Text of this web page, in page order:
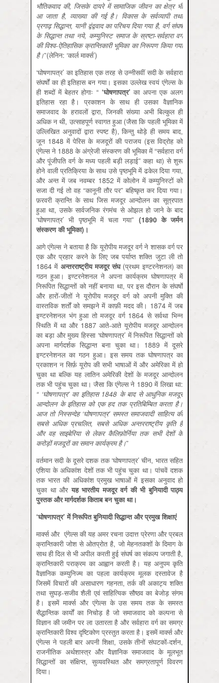
भौतिकवाद की, जिसके दायरे में सामाजिक जीवन का क्षेत्र भी
आ जाता है, व्याख्या की गई है। विकास के सर्वव्यापी तथा
प्रगाढ़ सिद्धान्त, यानी द्वंद्ववाद का परिचय दिया गया है, वर्ग संघर्ष
के सिद्धान्त तथा नये, कम्युनिस्ट समाज के स्रष्टा-सर्वहारा वर्ग
की विश्व-ऐतिहासिक क्रान्तिकारी भूमिका का निरूपण किया गया
है।”(लेनिन: ‘कार्ल मार्क्स’)
‘घोषणापत्र’ का इतिहास एक तरह से उन्नीसवीं सदी के सर्वहारा
संघर्षों का ही इतिहास बन गया। इसका उल्लेख स्वयं एंगेल्स के
ही शब्दों में बेहतर होगाः “ ‘घोषणापत्र’ का अपना एक अलग
इतिहास रहा है। प्रकाशन के साथ ही उसका वैज्ञानिक
समाजवाद के हरावलों द्वारा, जिनकी संख्या अभी बिल्कुल ही
अधिक न थी, उत्साहपूर्ण स्वागत हुआ (जैसा कि पहली भूमिका में
उल्लिखित अनुवादों द्वारा स्पष्ट है), किन्तु थोड़े ही समय बाद,
जून 1848 में पेरिस के मजदूरों की पराजय (इस विद्रोह को
एंगेल्स ने 1888 के अंग्रेजी संस्करण की भूमिका में “सर्वहारा वर्ग
और पूंजीपति वर्ग के मध्य पहली बड़ी लड़ाई” कहा था) से शुरू
होने वाली प्रतिक्रिया के साथ उसे पृष्ठभूमि में ढकेल दिया गया,
और अन्त में जब नवम्बर 1852 में कोलोन में कम्युनिस्टों को
सजा दी गई तो वह “कानूनी तौर पर” बहिष्कृत कर दिया गया।
फ़रवरी क्रान्ति के साथ जिस मजदूर आन्दोलन का सूत्रपात
हुआ था, उसके सार्वजनिक रंगमंच से ओझल हो जाने के बाद
‘घोषणापत्र’ भी पृष्ठभूमि में चला गया” (1890के जर्मन
संस्करण की भूमिका)।
आगे एंगेल्स ने बताया है कि यूरोपीय मजदूर वर्ग ने शासक वर्ग पर
एक और प्रहार करने के लिए जब पर्याप्त शक्ति जुटा ली तो
1864 में अन्तरराष्ट्रीय मजदूर संघ(प्रथम इण्टरनेशनल) का
गठन हुआ। इण्टरनेशनल ने अपना कार्यक्रम घोषणापत्र में
निरूपित सिद्धान्तों को नहीं बनाया था, पर इस दौरान के संघर्षों
और हारों-जीतों ने यूरोपीय मजदूर वर्ग को अपनी मुक्ति की
वास्तविक शर्तों को समझने में काफ़ी मदद की। 1874 में जब
इण्टरनेशनल भंग हुआ तो मजदूर वर्ग 1864 से सर्वथा भिन्न
स्थिति में था और 1887 आते-आते यूरोपीय मजदूर आन्दोलन
का बड़ा और मुख्य हिस्सा ‘घोषणापत्र’ में निरूपित सिद्धान्तों को
अपना मार्गदर्शक सिद्धान्त बना चुका था। 1889 में दूसरे
इण्टरनेशनल का गठन हुआ। इस समय तक घोषणापत्र का
प्रकाशन न सिर्फ़ यूरोप की सभी भाषाओं में और अमेरिका में हो
चुका था बल्कि यह लातिन अमेरिकी देशों के मजदूर आन्दोलन
तक भी पहुंच चुका था। जैसा कि एंगेल्स ने 1890 में लिखा था:
“ ‘घोषणापत्र’ का इतिहास 1848 के बाद से आधुनिक मजदूर
आन्दोलन के इतिहास को एक हद तक प्रतिबिम्बित करता है।
आज तो निस्सन्देह ‘घोषणापत्र’ समस्त समाजवादी साहित्य की
सबसे अधिक प्रचलित, सबसे अधिक अन्तरराष्ट्रीय कृति है
और वह साइबेरिया से लेकर कैलिफ़ोर्निया तक सभी देशों के
करोड़ों मजदूरों का समान कार्यक्रम है।”
वर्तमान सदी के दूसरे दशक तक ‘घोषणापत्र’ चीन, भारत सहित
एशिया के अधिकांश देशों तक भी पहुंच चुका था। पांचवें दशक
तक भारत की अधिकांश प्रमुख भाषाओं में इसका अनुवाद हो
चुका था औरयह भारतीय मजदूर वर्ग की भी बुनियादी पाठ्य
पुस्तक और मार्गदर्शक किताब बन चुका था।
‘घोषणापत्र’ में निरूपित बुनियादी सिद्धान्त और प्रमुख शिक्षाएं
मार्क्स और एंगेल्स की यह अमर रचना उदात्त प्रेरणा और प्रबल
क्रान्तिकारी जोश से ओतप्रोत है, जो मेहनतकशों के दिमाग के
साथ ही दिल से भी अपील करती हुई संघर्ष का संकल्प जगाती है,
क्रान्तिकारी पराक्रम का आह्वान करती है। यह अनुपम कृति
वैज्ञानिक कम्युनिज्म का पहला कार्यक्रम मूलक दस्तावेज है
जिसमें विचारों की असाधारण गहनता, तर्क की अकाट्य शक्ति
तथा सुघड़-सजीव शैली एवं साहित्यिक सौष्ठव का बेजोड़ संगम
है। इसमें मार्क्स और एंगेल्स के उस समय तक के समस्त
सैद्धान्तिक कार्यों का निचोड़ है जो समाजवाद को कल्पना से
विज्ञान की जमीन पर ला उतारता है और सर्वहारा वर्ग का समग्र
क्रान्तिकारी विश्व दृष्टिकोण प्रस्तुत करता है। इसमें मार्क्स और
एंगेल्स ने पहली बार अपनी शिक्षा, उसके तीनों संघटकों-दर्शन,
राजनीतिक अर्थशास्त्र और वैज्ञानिक समाजवाद के मूलभूत
सिद्धान्तों का संक्षिप्त, सुव्यवस्थित और समग्रतापूर्ण विवरण
दिया।